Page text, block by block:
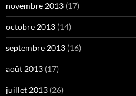
novembre 2013 (17)
octobre 2013 (14)
septembre 2013 (16)
août 2013 (17)
juillet 2013 (26)